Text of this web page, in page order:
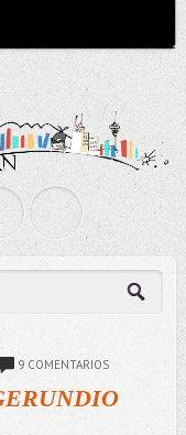
9 COMENTARIOS